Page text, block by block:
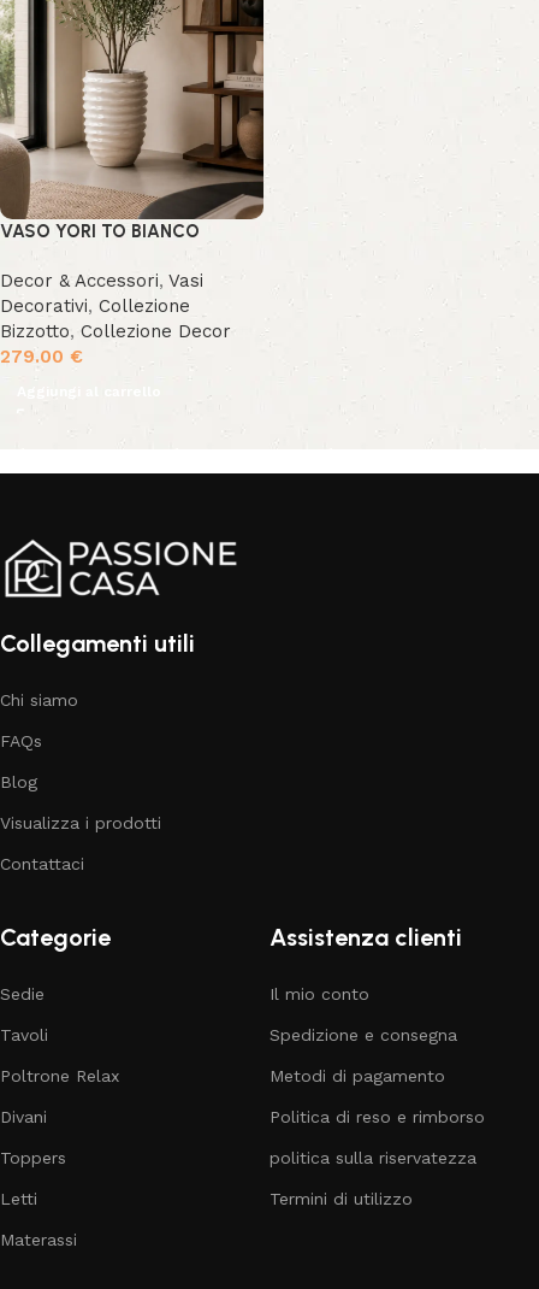
VASO YORI TO BIANCO
Decor & Accessori, Vasi
Decorativi, Collezione
Bizzotto, Collezione Decor
279.00 €
Collegamenti utili
Chi siamo
FAQs
Blog
Visualizza i prodotti
Contattaci
Categorie
Sedie
Tavoli
Poltrone Relax
Divani
Toppers
Letti
Materassi
Assistenza clienti
Il mio conto
Spedizione e consegna
Metodi di pagamento
Politica di reso e rimborso
politica sulla riservatezza
Termini di utilizzo